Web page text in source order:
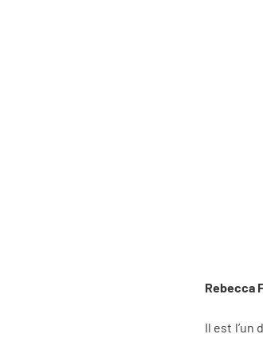
Rebecca
Il est l’un